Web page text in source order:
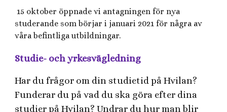
15 oktober öppnade vi antagningen för nya
studerande som börjar i januari 2021 för några av
våra befintliga utbildningar.
Studie- och yrkesvägledning
Har du frågor om din studietid på Hvilan?
Funderar du på vad du ska göra efter dina
studier på Hvilan? Undrar du hur man blir